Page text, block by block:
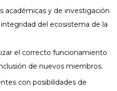
académicas y de investigación
del ecosistema de la
el correcto funcionamiento
de nuevos miembros.
con posibilidades de